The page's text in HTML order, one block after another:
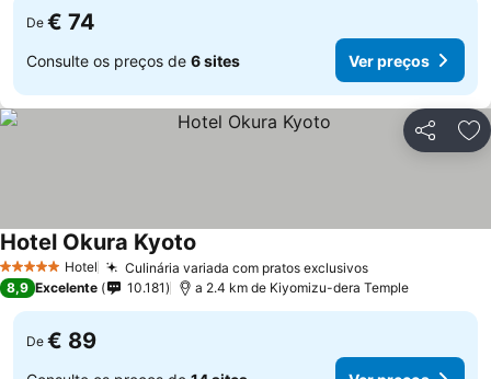
De € 74
Consulte os preços de 6 sites Ver preços
Partilhar
5 Estrelas Hotel Culinária variada com pratos exclusivosVer preços
Hotel Okura Kyoto
8,9 Excelente 10.181 a 2.4 km de Kiyomizu-dera Temple
De € 89